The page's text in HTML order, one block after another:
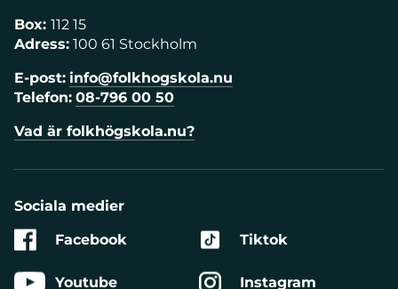
Box: 112 15
Adress: 100 61 Stockholm
E-post: info@folkhogskola.nu
Telefon: 08-796 00 50
Vad är folkhögskola.nu?
Sociala medier
Facebook
Youtube
Tiktok
Instagram